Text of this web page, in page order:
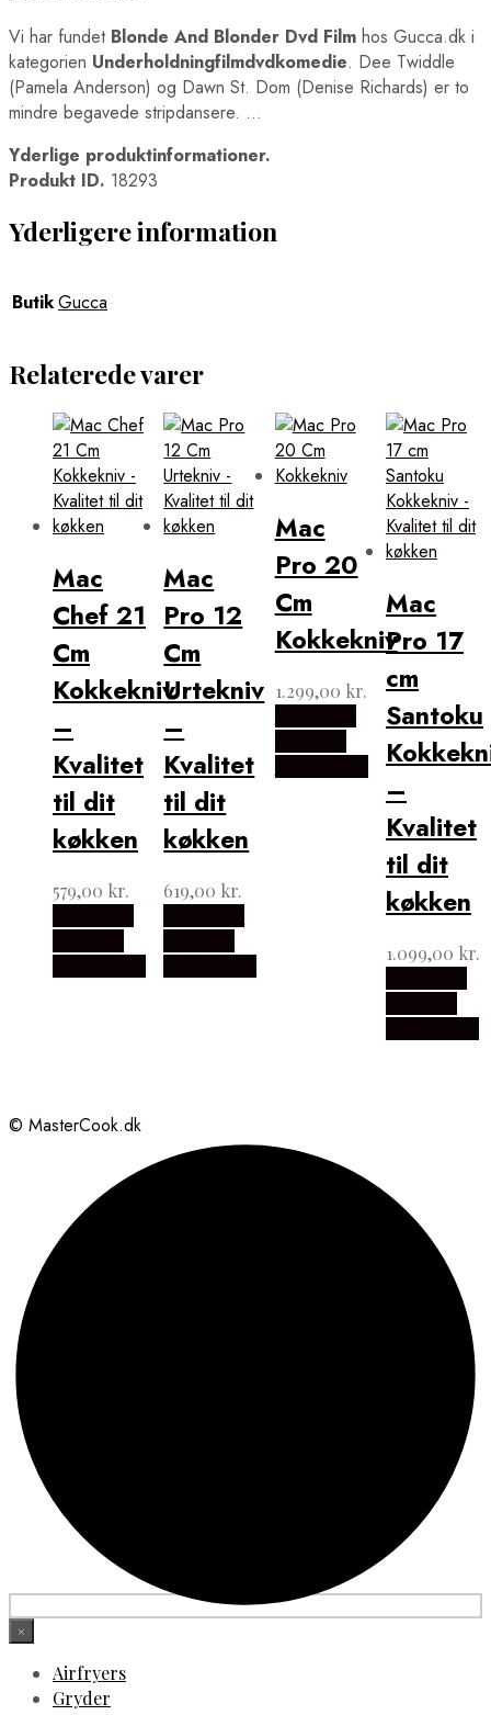
Vi har fundet Blonde And Blonder Dvd Film hos Gucca.dk i
kategorien Underholdningfilmdvdkomedie. Dee Twiddle
(Pamela Anderson) og Dawn St. Dom (Denise Richards) er to
mindre begavede stripdansere. …
Yderlige produktinformationer.
Produkt ID. 18293
Yderligere information
ButikGucca
Relaterede varer
Mac
Chef 21
Cm
Kokkekniv
–
Kvalitet
til dit
køkken
579,00 kr.
Mac
Pro 12
Cm
Urtekniv
–
Kvalitet
til dit
køkken
619,00 kr.
Mac
Pro 20
Cm
Kokkekniv
1.299,00 kr.
Mac
Pro 17
cm
Santoku
–
Kvalitet
til dit
køkken
1.099,00 kr.
© MasterCook.dk
×
Airfryers
Gryder